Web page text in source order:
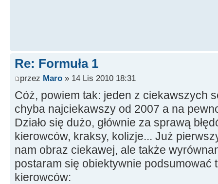
Re: Formuła 1
przez Maro » 14 Lis 2010 18:31
Cóż, powiem tak: jeden z ciekawszych
chyba najciekawszy od 2007 a na
Działo się dużo, głównie za sprawą
kierowców, kraksy, kolizje... Już
nam obraz ciekawej, ale także
postaram się obiektywnie podsumować
kierowców: